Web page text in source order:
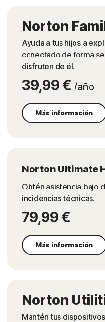
Norton
Ayuda a tus hijos a
conectado de forma
disfruten de él.
39,99 € /año
Más información
Norton Ultimate
Obtén asistencia bajo
incidencias técnicas.
79,99 €
Más información
Norton
Mantén tus